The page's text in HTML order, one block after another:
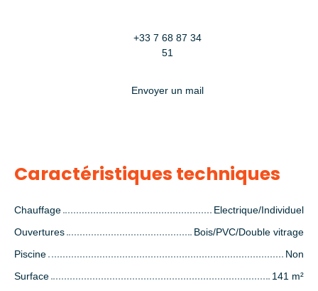
+33 7 68 87 34
51
Envoyer un mail
Caractéristiques techniques
Chauffage
Electrique/Individuel
Ouvertures
Bois/PVC/Double vitrage
Piscine
Non
Surface
141 m²